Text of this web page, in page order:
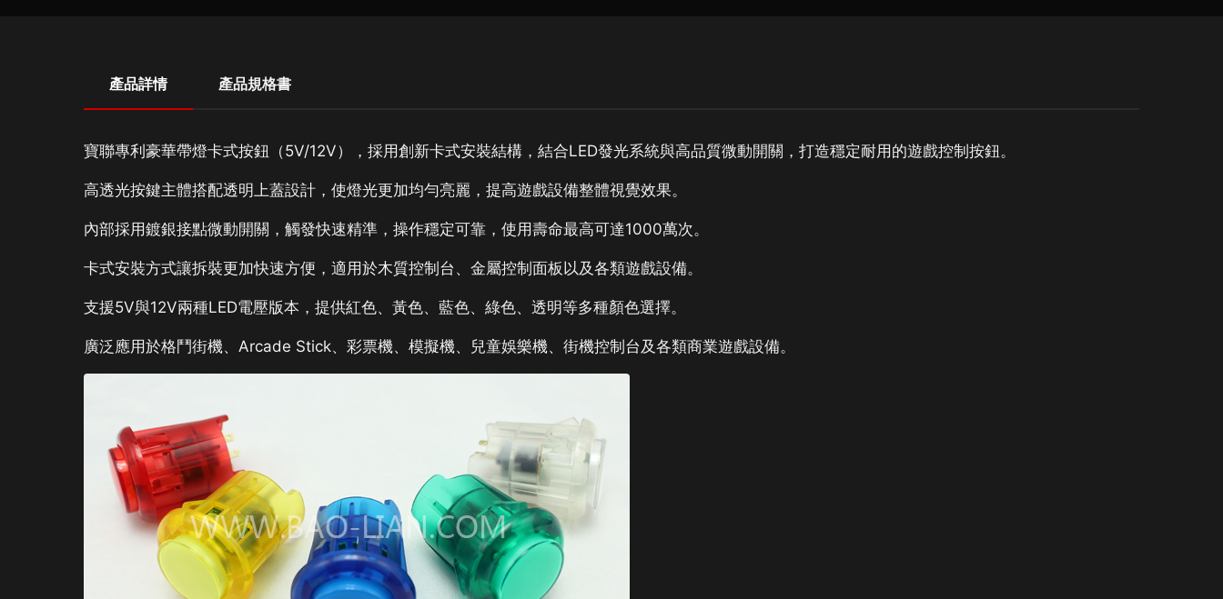
產品詳情 產品規格書
寶聯專利豪華帶燈卡式按鈕（5V/12V），採用創新卡式安裝結構，結合LED發光系統與高品質微動開關，打造穩定耐用的遊戲控制按鈕。
高透光按鍵主體搭配透明上蓋設計，使燈光更加均勻亮麗，提高遊戲設備整體視覺效果。
內部採用鍍銀接點微動開關，觸發快速精準，操作穩定可靠，使用壽命最高可達1000萬次。
卡式安裝方式讓拆裝更加快速方便，適用於木質控制台、金屬控制面板以及各類遊戲設備。
支援5V與12V兩種LED電壓版本，提供紅色、黃色、藍色、綠色、透明等多種顏色選擇。
廣泛應用於格鬥街機、Arcade Stick、彩票機、模擬機、兒童娛樂機、街機控制台及各類商業遊戲設備。